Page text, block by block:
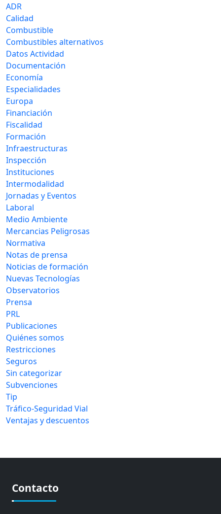
ADR
Calidad
Combustible
Combustibles alternativos
Datos Actividad
Documentación
Economía
Especialidades
Europa
Financiación
Fiscalidad
Formación
Infraestructuras
Inspección
Instituciones
Intermodalidad
Jornadas y Eventos
Laboral
Medio Ambiente
Mercancias Peligrosas
Normativa
Notas de prensa
Noticias de formación
Nuevas Tecnologías
Observatorios
Prensa
PRL
Publicaciones
Quiénes somos
Restricciones
Seguros
Sin categorizar
Subvenciones
Tip
Tráfico-Seguridad Vial
Ventajas y descuentos
Contacto